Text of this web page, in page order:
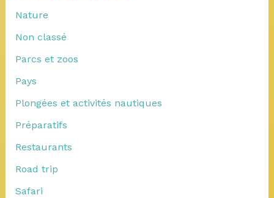
Nature
Non classé
Parcs et zoos
Pays
Plongées et activités nautiques
Préparatifs
Restaurants
Road trip
Safari